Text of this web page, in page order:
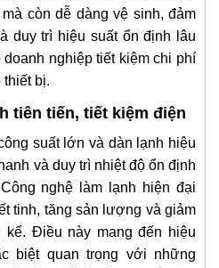
còn dễ dàng vệ sinh, đảm
duy trì hiệu suất ổn định lâu
nghiệp tiết kiệm chi phí
thiết bị.
tiên tiến, tiết kiệm điện
suất lớn và dàn lạnh hiệu
và duy trì nhiệt độ ổn định
nghệ làm lạnh hiện đại
tinh, tăng sản lượng và giảm
kể. Điều này mang đến hiệu
biệt quan trọng với những